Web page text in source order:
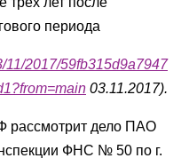
периода
11/2017/59fb315d9a7947
03.11.2017).
дело ПАО
ФНС № 50 по г.